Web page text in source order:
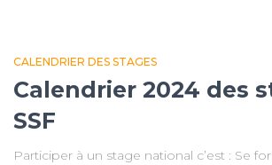
CALENDRIER DES STAGES
Calendrier 2024 des
SSF
Participer à un stage national c’est : Se